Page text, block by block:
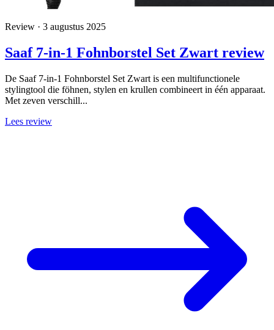
Review · 3 augustus 2025
Saaf 7-in-1 Fohnborstel Set Zwart review
De Saaf 7-in-1 Fohnborstel Set Zwart is een multifunctionele
stylingtool die föhnen, stylen en krullen combineert in één apparaat.
Met zeven verschill...
Lees review